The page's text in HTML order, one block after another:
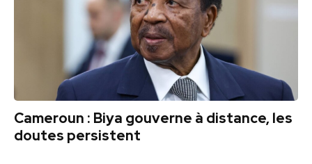
Cameroun : Biya gouverne à distance, les
doutes persistent